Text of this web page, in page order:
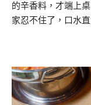
的辛香料，才端上
家忍不住了，口水